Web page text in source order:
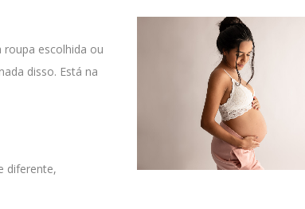
escolhida ou
disso. Está na
diferente,